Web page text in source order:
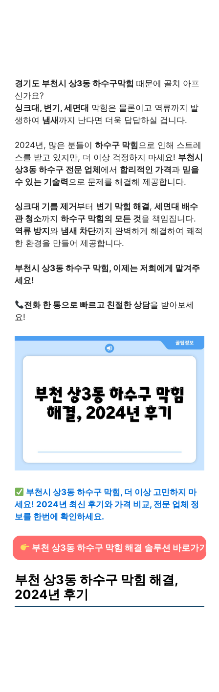
경기도 부천시 상3동 하수구막힘 때문에 골치 아프
신가요?
싱크대, 변기, 세면대 막힘은 물론이고 역류까지 발
생하여 냄새 까지 난다면 더욱 답답하실 겁니다.
2024년, 많은 분들이 하수구 막힘 으로 인해 스트레
스를 받고 있지만, 더 이상 걱정하지 마세요! 부천시
상3동 하수구 전문 업체에서 합리적인 가격과 믿을
수 있는 기술력 으로 문제를 해결해 제공합니다.
싱크대 기름 제거 부터 변기 막힘 해결, 세면대 배수
관 청소까지 하수구 막힘의 모든 것을 책임집니다.
역류 방지 와 냄새 차단까지 완벽하게 해결하여 쾌적
한 환경을 만들어 제공합니다.
부천시 상3동 하수구 막힘, 이제는 저희에게 맡겨주
세요!
전화 한 통으로 빠르고 친절한 상담을 받아보세
요!
부천시 상3동 하수구 막힘, 더 이상 고민하지 마
세요! 2024년 최신 후기와 가격 비교, 전문 업체 정
보를 한번에 확인하세요.
부천 상3동 하수구 막힘 해결 솔루션 바로가기
부천 상3동 하수구 막힘 해결,
2024년 후기